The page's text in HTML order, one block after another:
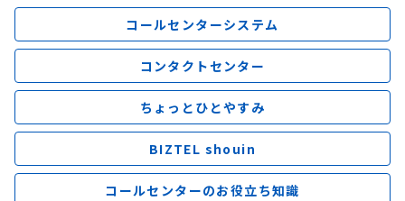
コールセンターシステム
コンタクトセンター
ちょっとひとやすみ
BIZTEL shouin
コールセンターのお役立ち知識